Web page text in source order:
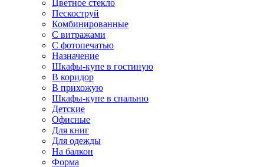
Цветное стекло
Пескоструй
Комбинированные
С витражами
С фотопечатью
Назначение
Шкафы-купе в гостиную
В коридор
В прихожую
Шкафы-купе в спальню
Детские
Офисные
Для книг
Для одежды
На балкон
Форма